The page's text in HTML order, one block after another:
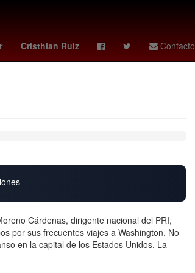
Cristhian Ruiz Contacto
Producción trevor etienne
Cárdenas, dirigente nacional del PRI,
por sus frecuentes viajes a Washington. No
en la capital de los Estados Unidos. La